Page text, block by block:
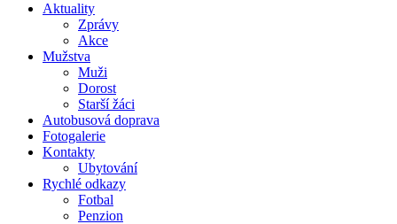
Aktuality
Zprávy
Akce
Mužstva
Muži
Dorost
Starší žáci
Autobusová doprava
Fotogalerie
Kontakty
Ubytování
Rychlé odkazy
Fotbal
Penzion